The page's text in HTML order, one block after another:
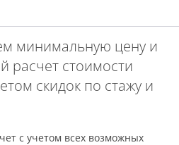
минимальную цену и
расчет стоимости
скидок по стажу и
с учетом всех возможных